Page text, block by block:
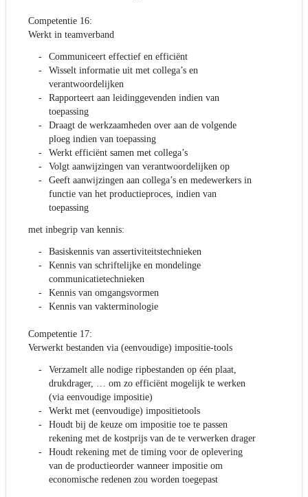
Competentie 16:
Werkt in teamverband
Communiceert effectief en efficiënt
Wisselt informatie uit met collega’s en
verantwoordelijken
Rapporteert aan leidinggevenden indien van
toepassing
Draagt de werkzaamheden over aan de volgende
ploeg indien van toepassing
Werkt efficiënt samen met collega’s
Volgt aanwijzingen van verantwoordelijken op
Geeft aanwijzingen aan collega’s en medewerkers in
functie van het productieproces, indien van
toepassing
met inbegrip van kennis:
Basiskennis van assertiviteitstechnieken
Kennis van schriftelijke en mondelinge
communicatietechnieken
Kennis van omgangsvormen
Kennis van vakterminologie
Competentie 17:
Verwerkt bestanden via (eenvoudige) impositie-tools
Verzamelt alle nodige ripbestanden op één plaat,
drukdrager, … om zo efficiënt mogelijk te werken
(via eenvoudige impositie)
Werkt met (eenvoudige) impositietools
Houdt bij de keuze om impositie toe te passen
rekening met de kostprijs van de te verwerken drager
Houdt rekening met de timing voor de oplevering
van de productieorder wanneer impositie om
economische redenen zou worden toegepast